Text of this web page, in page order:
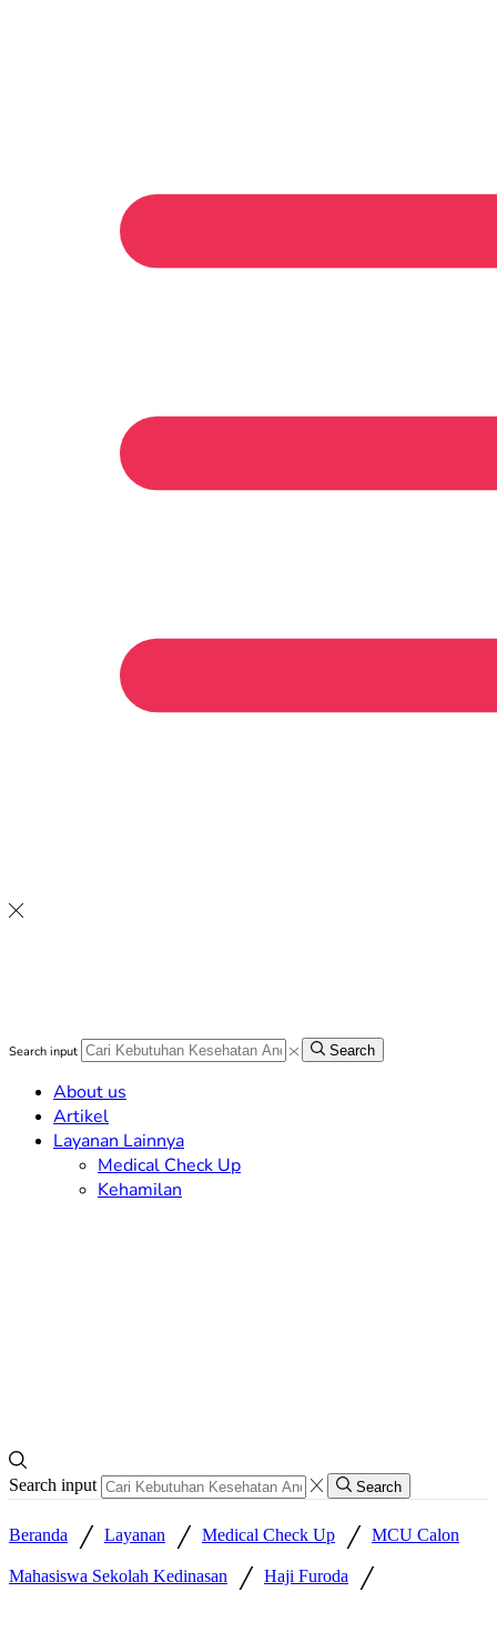
Search input Search
About us
Artikel
Layanan Lainnya
Medical Check Up
Kehamilan
Search input Search
Beranda / Layanan / Medical Check Up / MCU Calon
Mahasiswa Sekolah Kedinasan / Haji Furoda /